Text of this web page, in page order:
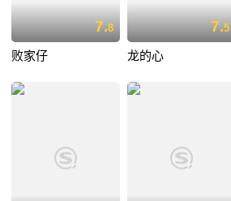
7.8
败家仔
7.5
龙的心